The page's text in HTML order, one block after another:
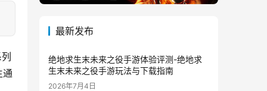
通
最新发布
绝地求生末未来之役手游体验评测-绝地求
生末未来之役手游玩法与下载指南
2026年7月4日